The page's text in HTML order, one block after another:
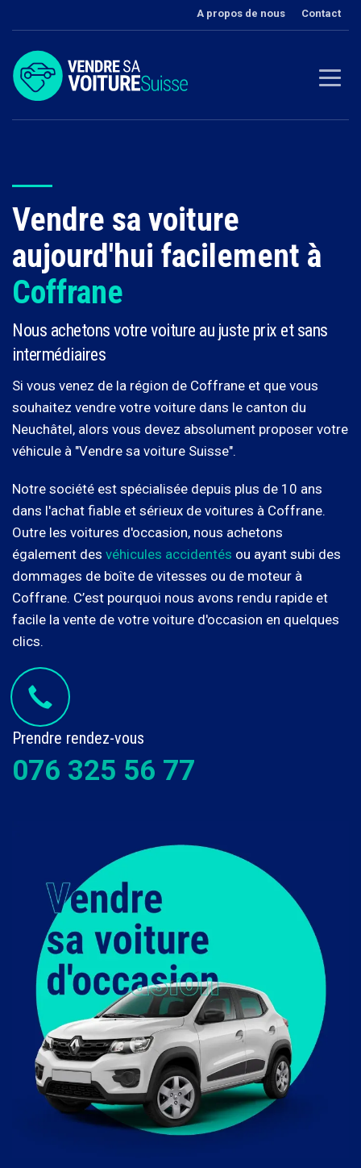
A propos de nous Contact
Vendre sa voiture
aujourd'hui facilement à
Coffrane
Nous achetons votre voiture au juste prix et sans
intermédiaires
Si vous venez de la région de Coffrane et que vous
souhaitez vendre votre voiture dans le canton du
Neuchâtel, alors vous devez absolument proposer votre
véhicule à "Vendre sa voiture Suisse".
Notre société est spécialisée depuis plus de 10 ans
dans l'achat fiable et sérieux de voitures à Coffrane.
Outre les voitures d'occasion, nous achetons
également des véhicules accidentés ou ayant subi des
dommages de boîte de vitesses ou de moteur à
Coffrane. C’est pourquoi nous avons rendu rapide et
facile la vente de votre voiture d'occasion en quelques
clics.
Prendre rendez-vous
076 325 56 77